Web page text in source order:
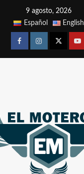
9 agosto, 2026
Español
English